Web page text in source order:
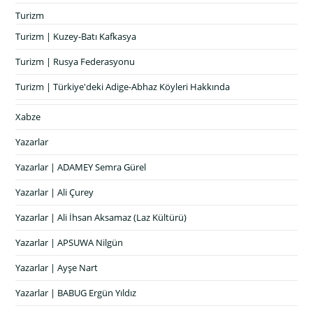
Turizm
Turizm | Kuzey-Batı Kafkasya
Turizm | Rusya Federasyonu
Turizm | Türkiye'deki Adige-Abhaz Köyleri Hakkında
Xabze
Yazarlar
Yazarlar | ADAMEY Semra Gürel
Yazarlar | Ali Çurey
Yazarlar | Ali İhsan Aksamaz (Laz Kültürü)
Yazarlar | APSUWA Nilgün
Yazarlar | Ayşe Nart
Yazarlar | BABUG Ergün Yıldız